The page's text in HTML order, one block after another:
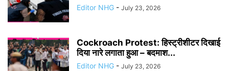
Editor NHG - July 23, 2026
Cockroach Protest: हिस्ट्रीशीटर दिखाई
दिया नारे लगाता हुआ – बदमाश...
Editor NHG - July 23, 2026